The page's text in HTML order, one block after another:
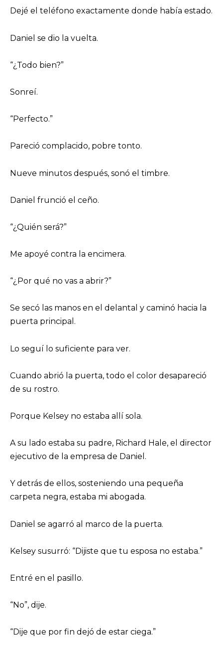
Dejé el teléfono exactamente donde había estado.
Daniel se dio la vuelta.
“¿Todo bien?”
Sonreí.
“Perfecto.”
Pareció complacido, pobre tonto.
Nueve minutos después, sonó el timbre.
Daniel frunció el ceño.
“¿Quién será?”
Me apoyé contra la encimera.
“¿Por qué no vas a abrir?”
Se secó las manos en el delantal y caminó hacia la
puerta principal.
Lo seguí lo suficiente para ver.
Cuando abrió la puerta, todo el color desapareció
de su rostro.
Porque Kelsey no estaba allí sola.
A su lado estaba su padre, Richard Hale, el director
ejecutivo de la empresa de Daniel.
Y detrás de ellos, sosteniendo una pequeña
carpeta negra, estaba mi abogada.
Daniel se agarró al marco de la puerta.
Kelsey susurró: “Dijiste que tu esposa no estaba.”
Entré en el pasillo.
“No”, dije.
“Dije que por fin dejó de estar ciega.”